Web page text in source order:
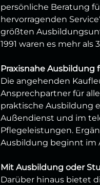
persönliche Beratung
hervorragenden
größten
1991 waren es mehr als
Praxisnahe Ausbildung
Die angehenden
Ansprechpartner für
praktische Ausbildung
Außendienst und im
Pflegeleistungen.
Ausbildung beginnt im
Mit Ausbildung oder
Darüber hinaus bietet